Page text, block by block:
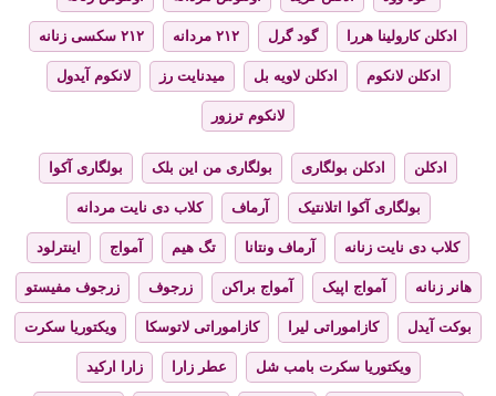
ادکلن کارولینا هررا گود گرل ۲۱۲ مردانه ۲۱۲ سکسی زنانه
ادکلن لانکوم ادکلن لاویه بل میدنایت رز لانکوم آیدول
لانکوم ترزور
ادکلن ادکلن بولگاری بولگاری من این بلک بولگاری آکوا
بولگاری آکوا اتلانتیک آرماف کلاب دی نایت مردانه
کلاب دی نایت زنانه آرماف ونتانا تگ هیم آمواج اینترلود
هانر زنانه آمواج اپیک آمواج براکن زرجوف زرجوف مفیستو
بوکت آیدل کازاموراتی لیرا کازاموراتی لاتوسکا ویکتوریا سکرت
ویکتوریا سکرت بامب شل عطر زارا زارا ارکید